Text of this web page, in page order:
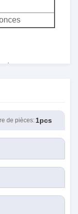
,
de pièces: 1pcs